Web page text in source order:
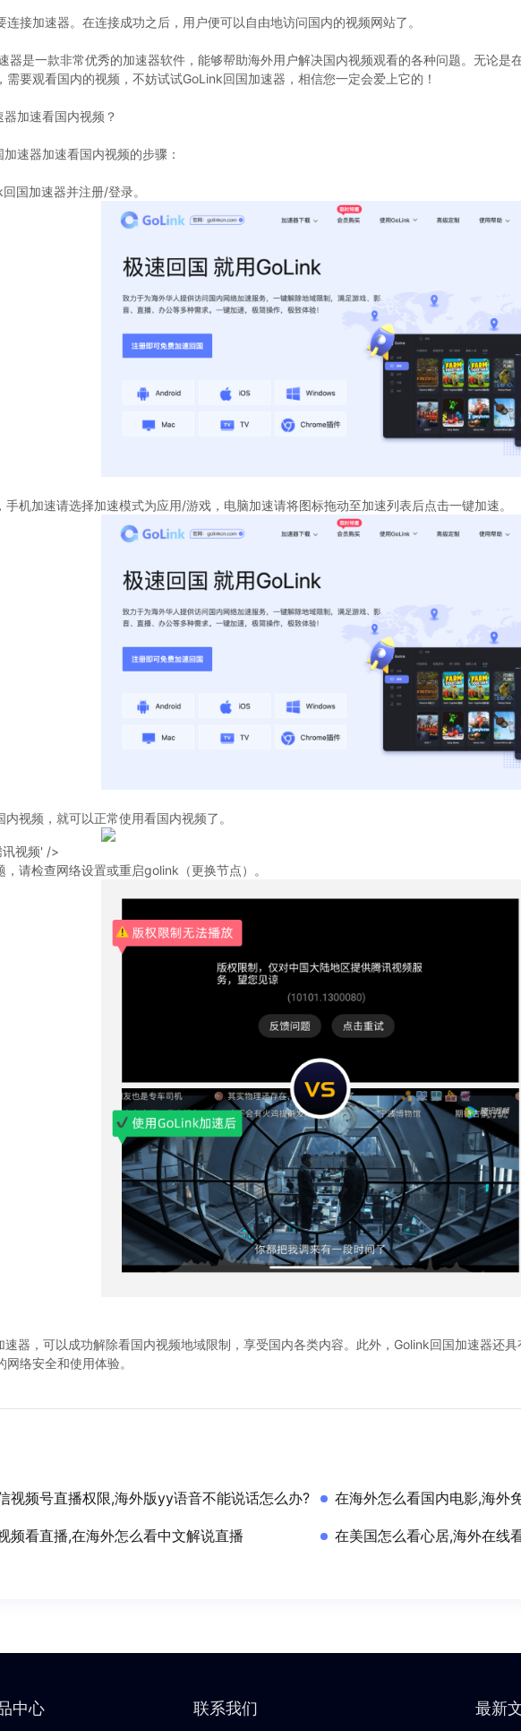
连接加速器。在连接成功之后，用户便可以自由地访问国内的视频网站了。
器是一款非常优秀的加速器软件，能够帮助海外用户解决国内视频观看的各种问题。无论是
需要观看国内的视频，不妨试试GoLink回国加速器，相信您一定会爱上它的！
加速看国内视频？
速器加速看国内视频的步骤：
国加速器并注册/登录。
机加速请选择加速模式为应用/游戏，电脑加速请将图标拖动至加速列表后点击一键加速。
视频，就可以正常使用看国内视频了。
视频' />
请检查网络设置或重启golink（更换节点）。
器，可以成功解除看国内视频地域限制，享受国内各类内容。此外，Golink回国加速器还
络安全和使用体验。
视频号直播权限,海外版yy语音不能说话怎么办? 在海外怎么看国内电影,海外
频看直播,在海外怎么看中文解说直播 在美国怎么看心居,海外在线
中心 联系我们 最新